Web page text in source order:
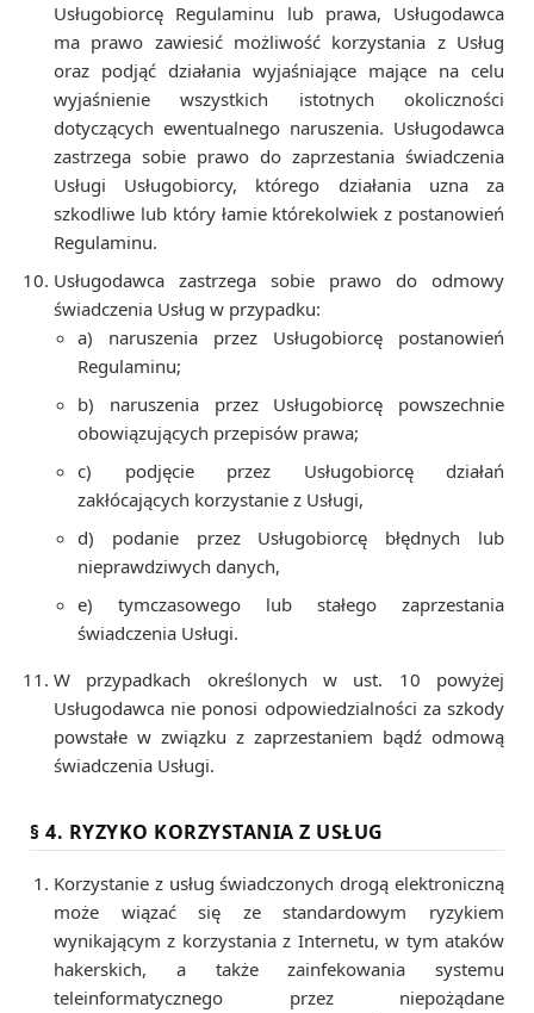
Usługobiorcę Regulaminu lub prawa, Usługodawca
ma prawo zawiesić możliwość korzystania z Usług
oraz podjąć działania wyjaśniające mające na celu
wyjaśnienie wszystkich istotnych okoliczności
dotyczących ewentualnego naruszenia. Usługodawca
zastrzega sobie prawo do zaprzestania świadczenia
Usługi Usługobiorcy, którego działania uzna za
szkodliwe lub który łamie którekolwiek z postanowień
Regulaminu.
Usługodawca zastrzega sobie prawo do odmowy
świadczenia Usług w przypadku:
a) naruszenia przez Usługobiorcę postanowień
Regulaminu;
b) naruszenia przez Usługobiorcę powszechnie
obowiązujących przepisów prawa;
c) podjęcie przez Usługobiorcę działań
zakłócających korzystanie z Usługi,
d) podanie przez Usługobiorcę błędnych lub
nieprawdziwych danych,
e) tymczasowego lub stałego zaprzestania
świadczenia Usługi.
W przypadkach określonych w ust. 10 powyżej
Usługodawca nie ponosi odpowiedzialności za szkody
powstałe w związku z zaprzestaniem bądź odmową
świadczenia Usługi.
§ 4. RYZYKO KORZYSTANIA Z USŁUG
Korzystanie z usług świadczonych drogą elektroniczną
może wiązać się ze standardowym ryzykiem
wynikającym z korzystania z Internetu, w tym ataków
hakerskich, a także zainfekowania systemu
teleinformatycznego przez niepożądane